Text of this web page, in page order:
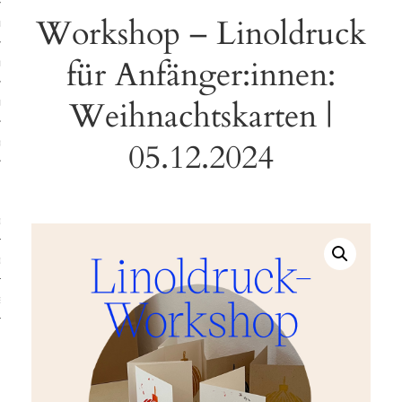
Workshops
Location
Workshops
Workshop – Linoldruck
für Anfänger:innen:
Weihnachtskarten |
05.12.2024